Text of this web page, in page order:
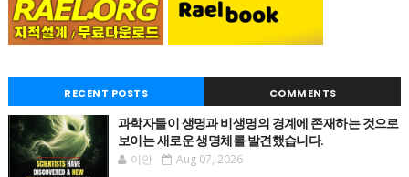
RECENT POSTS COMMENTS
과학자들이 생명과 비생명의 경계에 존재하는 것으로
보이는 새로운 생명체를 발견했습니다.
이안 Aug 07, 2026